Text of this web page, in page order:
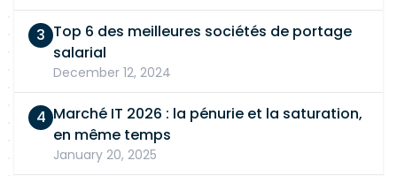
Top 6 des meilleures sociétés de portage
salarial
December 12, 2024
Marché IT 2026 : la pénurie et la saturation,
en même temps
January 20, 2025